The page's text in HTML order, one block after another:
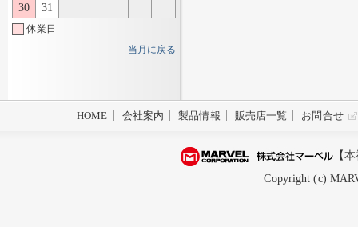
30
31
休業日
当月に戻る
HOME 会社案内 製品情報 販売店一覧 お問合せ
【
Copyright (c)